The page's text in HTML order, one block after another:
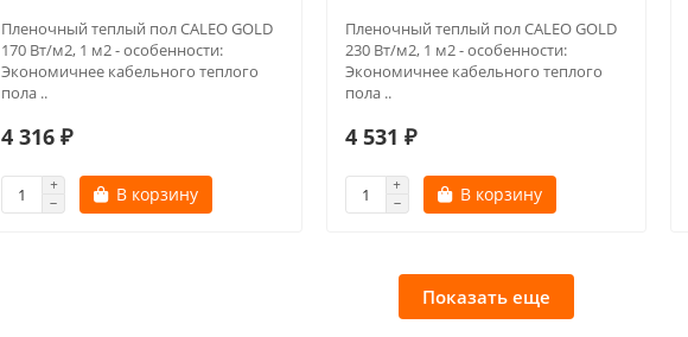
Пленочный теплый пол CALEO GOLD
170 Вт/м2, 1 м2 - особенности:
Экономичнее кабельного теплого
пола ..
4 316 ₽
В корзину
Пленочный теплый пол CALEO GOLD
230 Вт/м2, 1 м2 - особенности:
Экономичнее кабельного теплого
пола ..
4 531 ₽
В корзину
Показать еще